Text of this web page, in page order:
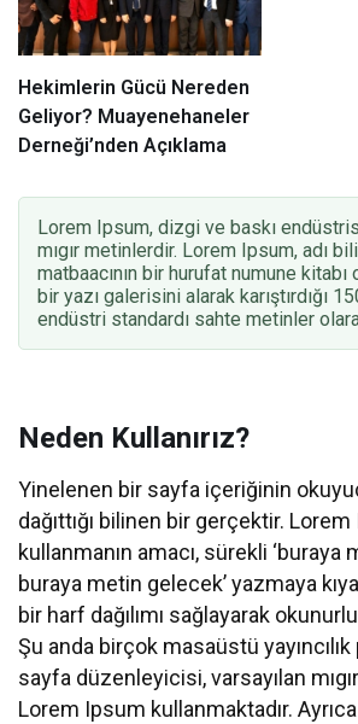
Hekimlerin Gücü Nereden
Geliyor? Muayenehaneler
Derneği’nden Açıklama
Lorem Ipsum, dizgi ve baskı
mıgır metinlerdir. Lorem Ipsum, adı
matbaacının bir hurufat numune
bir yazı galerisini alarak karıştırdığı
endüstri standardı sahte metinler
Neden Kullanırız?
Yinelenen bir sayfa içeriğinin
dağıttığı bilinen bir gerçektir.
kullanmanın amacı, sürekli ‘buraya
buraya metin gelecek’ yazmaya
bir harf dağılımı sağlayarak
Şu anda birçok masaüstü
sayfa düzenleyicisi, varsayılan
Lorem Ipsum kullanmaktadır.